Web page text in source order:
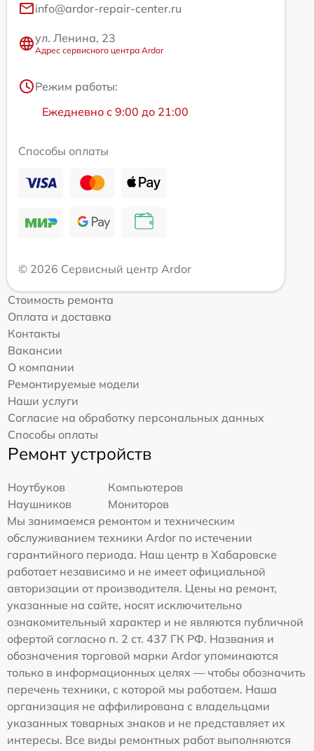
info@ardor-repair-center.ru
ул. Ленина, 23
Адрес сервисного центра Ardor
Режим работы:
Ежедневно с 9:00 до 21:00
Способы оплаты
© 2026 Сервисный центр Ardor
Стоимость ремонта
Оплата и доставка
Контакты
Вакансии
О компании
Ремонтируемые модели
Наши услуги
Согласие на обработку персональных данных
Способы оплаты
Ремонт устройств
Ноутбуков
Компьютеров
Наушников
Мониторов
Мы занимаемся ремонтом и техническим
обслуживанием техники Ardor по истечении
гарантийного периода. Наш центр в Хабаровске
работает независимо и не имеет официальной
авторизации от производителя. Цены на ремонт,
указанные на сайте, носят исключительно
ознакомительный характер и не являются публичной
офертой согласно п. 2 ст. 437 ГК РФ. Названия и
обозначения торговой марки Ardor упоминаются
только в информационных целях — чтобы обозначить
перечень техники, с которой мы работаем. Наша
организация не аффилирована с владельцами
указанных товарных знаков и не представляет их
интересы. Все виды ремонтных работ выполняются